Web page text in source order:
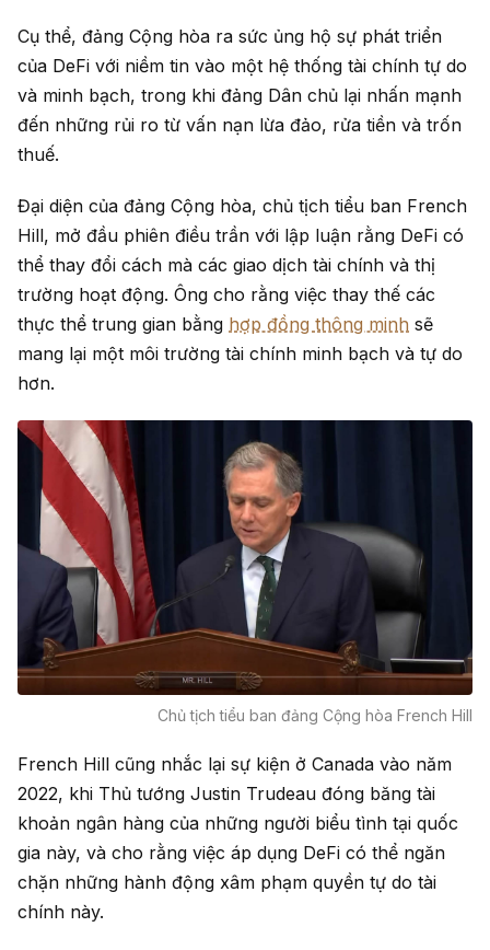
Cụ thể, đảng Cộng hòa ra sức ủng hộ sự phát triển
của DeFi với niềm tin vào một hệ thống tài chính tự do
và minh bạch, trong khi đảng Dân chủ lại nhấn mạnh
đến những rủi ro từ vấn nạn lừa đảo, rửa tiền và trốn
thuế.
Đại diện của đảng Cộng hòa, chủ tịch tiểu ban French
Hill, mở đầu phiên điều trần với lập luận rằng DeFi có
thể thay đổi cách mà các giao dịch tài chính và thị
trường hoạt động. Ông cho rằng việc thay thế các
thực thể trung gian bằng hợp đồng thông minh sẽ
mang lại một môi trường tài chính minh bạch và tự do
hơn.
Chủ tịch tiểu ban đảng Cộng hòa French Hill
French Hill cũng nhắc lại sự kiện ở Canada vào năm
2022, khi Thủ tướng Justin Trudeau đóng băng tài
khoản ngân hàng của những người biểu tình tại quốc
gia này, và cho rằng việc áp dụng DeFi có thể ngăn
chặn những hành động xâm phạm quyền tự do tài
chính này.